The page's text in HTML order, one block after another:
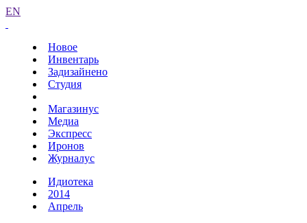
EN
Новое
Инвентарь
Задизайнено
Студия
Магазинус
Медиа
Экспресс
Иронов
Журналус
Идиотека
2014
Апрель